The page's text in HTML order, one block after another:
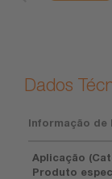
Dados
Informação de
Aplicação
Produto